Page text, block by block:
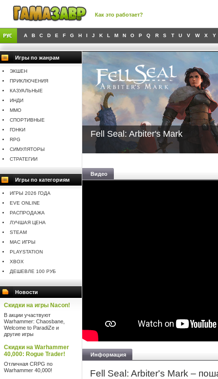
Как это работает?
A B C D E F G H I J K L M N O P Q R S T U V W X Y
Игры по жанрам
ЭКШЕН
ПРИКЛЮЧЕНИЯ
КАЗУАЛЬНЫЕ
ИНДИ
MMO
СПОРТИВНЫЕ
ГОНКИ
RPG
СИМУЛЯТОРЫ
СТРАТЕГИИ
Игры по категориям
ИГРЫ 2026 ГОДА
EVE ONLINE
РАСПРОДАЖА
ЛУЧШАЯ ЦЕНА
STEAM
MAC ИГРЫ
PLAYSTATION
XBOX
ДЕШЕВЛЕ 100 РУБ
Новости
Скидки на игры Nacon!
В акции участвуют
Warhammer: Chaosbane,
Welcome to ParadiZe и
другие игры
Скидки на Warhammer
40,000: Rogue Trader!
Отличная CRPG по
Warhammer 40,000!
Fell Seal: Arbiter's Mark
Видео
Информация
Fell Seal: Arbiter's Mark –